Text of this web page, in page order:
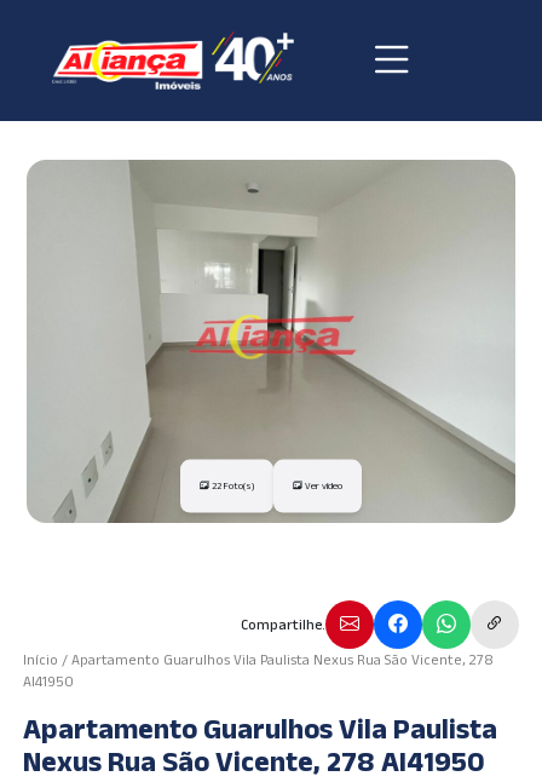
22 Foto(s) Ver vídeo
Compartilhe.
Início /Apartamento Guarulhos Vila Paulista Nexus Rua São Vicente, 278
AI41950
Apartamento Guarulhos Vila Paulista
Nexus Rua São Vicente, 278 AI41950